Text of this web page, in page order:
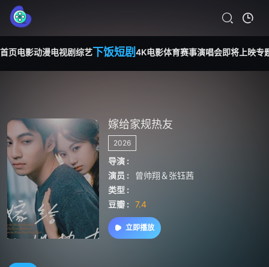
首页电影动漫电视剧综艺下饭短剧 4K电影体育赛事演唱会即将上映专
嫁给家规热友
2026
导演 :
演员 :
曾帅翔＆张钰茜
类型 :
豆瓣 :
7.4
立即播放